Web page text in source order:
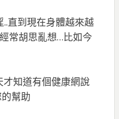
直到現在身體越來越
常胡思亂想…比如今
才知道有個健康網說
幫助